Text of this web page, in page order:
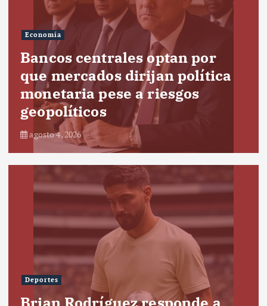
Economía
Bancos centrales optan por
que mercados dirijan política
monetaria pese a riesgos
geopolíticos
agosto 4, 2026
Deportes